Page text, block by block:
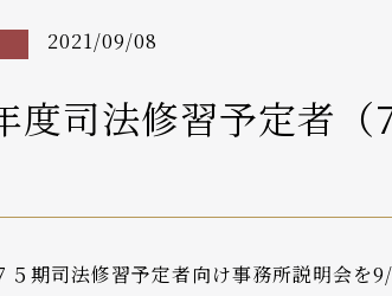
2021/09/08
度司法修習予定者
５期司法修習予定者向け事務所説明会を